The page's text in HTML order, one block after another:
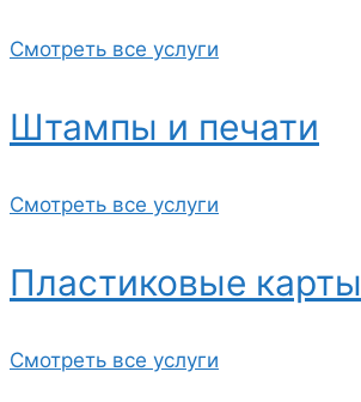
Смотреть все услуги
Штампы и печати
Смотреть все услуги
Пластиковые карты
Смотреть все услуги